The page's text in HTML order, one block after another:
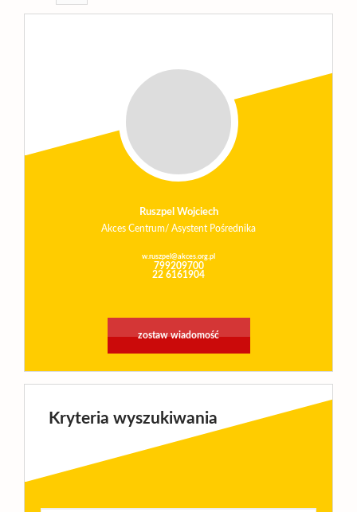
Ruszpel Wojciech
Akces Centrum/ Asystent Pośrednika
w.ruszpel@akces.org.pl
799209700
22 6161904
zostaw wiadomość
Kryteria wyszukiwania